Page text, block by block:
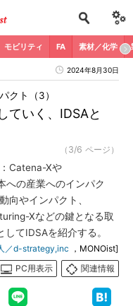
モビリティ FA 素材／化学
2024年8月30日
ていく、IDSAと
クト（3）
（3/6 ページ）
Catena-Xや
への産業へのインパク
向やインパクト、
Xなどの鍵となる取
てIDSAを紹介する。
／d-strategy,inc ，MONOist]
PC用表示
関連情報